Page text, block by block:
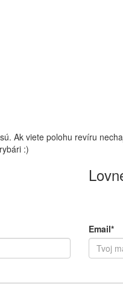
Ak viete polohu revíru
:)
Email*